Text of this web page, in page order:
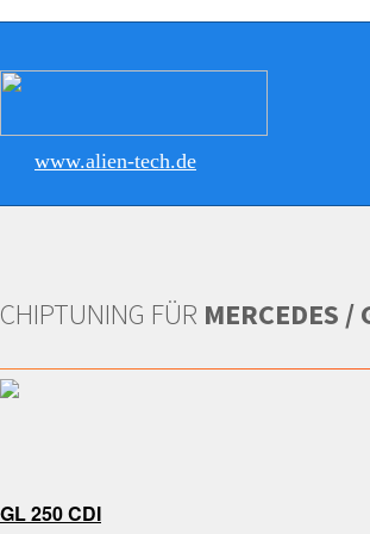
www.alien-tech.de
CHIPTUNING FÜR MERCEDES
GL 250 CDI